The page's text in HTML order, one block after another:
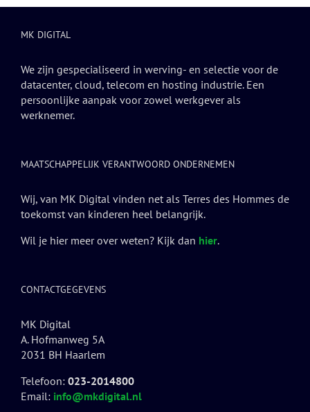
MK DIGITAL
We zijn gespecialiseerd in werving- en selectie voor de
datacenter, cloud, telecom en hosting industrie. Een
persoonlijke aanpak voor zowel werkgever als
werknemer.
MAATSCHAPPELIJK VERANTWOORD ONDERNEMEN
Wij, van MK Digital vinden net als Terres des Hommes de
toekomst van kinderen heel belangrijk.
Wil je hier meer over weten? Kijk dan hier.
CONTACTGEGEVENS
MK Digital
A. Hofmanweg 5A
2031 BH Haarlem
Telefoon: 023-2014800
Email: info@mkdigital.nl